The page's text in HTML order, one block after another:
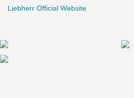
Liebherr Official Website